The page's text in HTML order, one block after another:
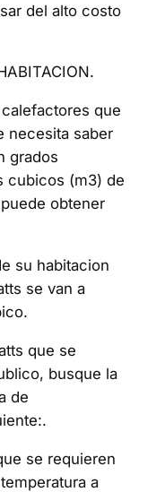
del alto costo
que
necesita saber
grados
cubicos (m3) de
obtener
su habitacion
se van a
que se
busque la
de
se requieren
a